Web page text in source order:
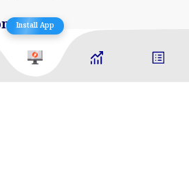
Install App